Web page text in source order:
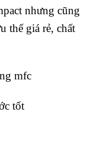
nhưng cũng
thế giá rẻ, chất
mfc
tốt